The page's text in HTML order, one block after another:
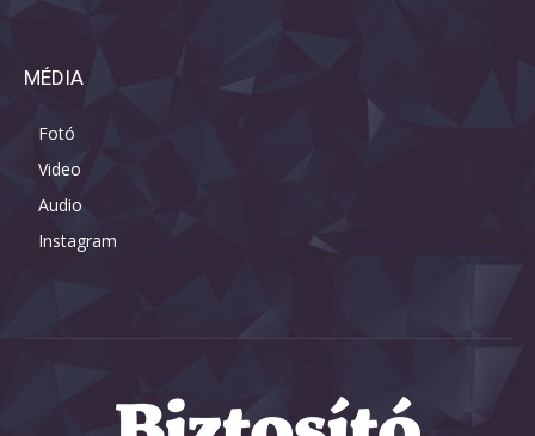
MÉDIA
Fotó
Video
Audio
Instagram